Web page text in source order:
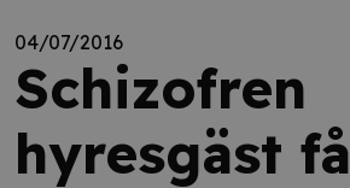
04/07/2016
Schizofren
hyresgäst